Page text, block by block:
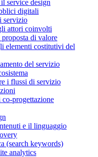
service design
digitali
servizio
attori coinvolti
di valore
elementi costitutivi del
del servizio
i flussi di servizio
progettazione
e il linguaggio
(search keywords)
analytics